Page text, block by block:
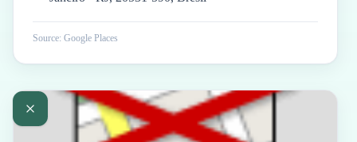
Source: Google Places